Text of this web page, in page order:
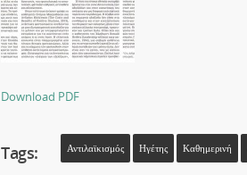
Download PDF
Tags: Αντιλαϊκισμός Ηγέτης Καθημερινή